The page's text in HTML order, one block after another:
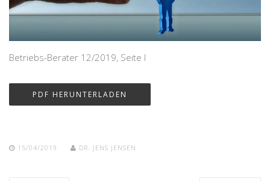
Betriebs-Berater 12/2019, Seite I
PDF HERUNTERLADEN
15/04/2019 DR. JENS JENSEN